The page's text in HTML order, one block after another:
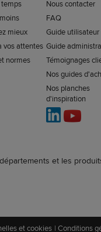
mieux
vos attentes
normes
Nous contacter
FAQ
Guide utilisateur
Guide
Témoignages
Nos guides
Nos planches
d'inspiration
et les
et cookies Conditions